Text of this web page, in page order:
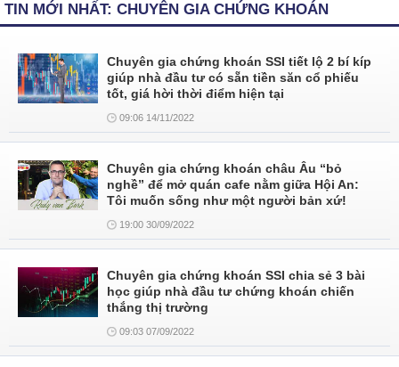
TIN MỚI NHẤT: CHUYÊN GIA CHỨNG KHOÁN
Chuyên gia chứng khoán SSI tiết lộ 2 bí kíp
giúp nhà đầu tư có sẵn tiền săn cổ phiếu
tốt, giá hời thời điểm hiện tại
09:06 14/11/2022
Chuyên gia chứng khoán châu Âu “bỏ
nghề” để mở quán cafe nằm giữa Hội An:
Tôi muốn sống như một người bản xứ!
19:00 30/09/2022
Chuyên gia chứng khoán SSI chia sẻ 3 bài
học giúp nhà đầu tư chứng khoán chiến
thắng thị trường
09:03 07/09/2022